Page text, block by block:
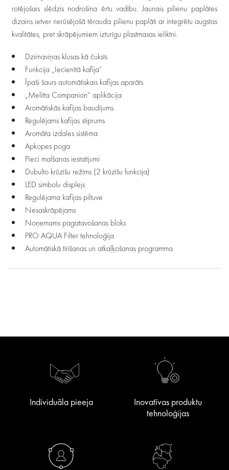
rotējošais slēdzis nodrošina ērtu vadību. Jaunais pilienu paplātes
dizains ietver nerūsējošā tērauda pilienu paplāti ar integrētu augstas
kvalitātes, pret skrāpējumiem izturīgu plastmasas ieliktni.
Dzirnaviņas klusas kā čuksts
Funkcija „Iecienītā kafija“
Īpaši šaurs automātiskais kafijas aparāts
„Melitta Companion“ aplikācija
Aromātiskās kafijas baudījums
Regulējams kafijas stiprums
Aromāta izdales sistēma
Apkopes poga
Pieci malšanas iestatījumi
Dubulto krūzīšu režīms (2 krūzīšu funkcija)
LED simbolu displejs
Regulējama kafijas piltuve
Nesaskrāpējams
Noņemams pagatavošanas bloks
PRO AQUA Filter tehnoloģija
Automātiskā tīrīšanas un atkaļķošanas programma
Individuāla pieeja
Inovatīvas produktu
tehnoloģijas